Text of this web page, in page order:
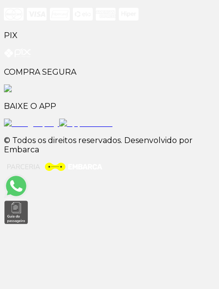
PIX
COMPRA SEGURA
BAIXE O APP
© Todos os direitos reservados. Desenvolvido por
Embarca